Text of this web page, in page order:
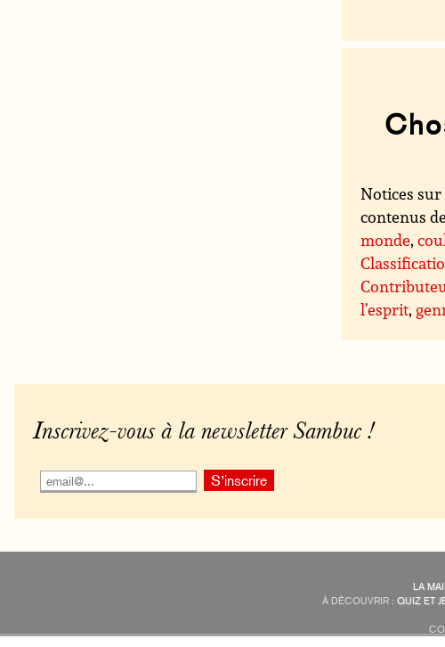
Notices
contenus
monde,
l’esprit,
Inscrivez-vous à la newsletter Sambuc !
LA
À DÉCOUVRIR : QUIZ ET